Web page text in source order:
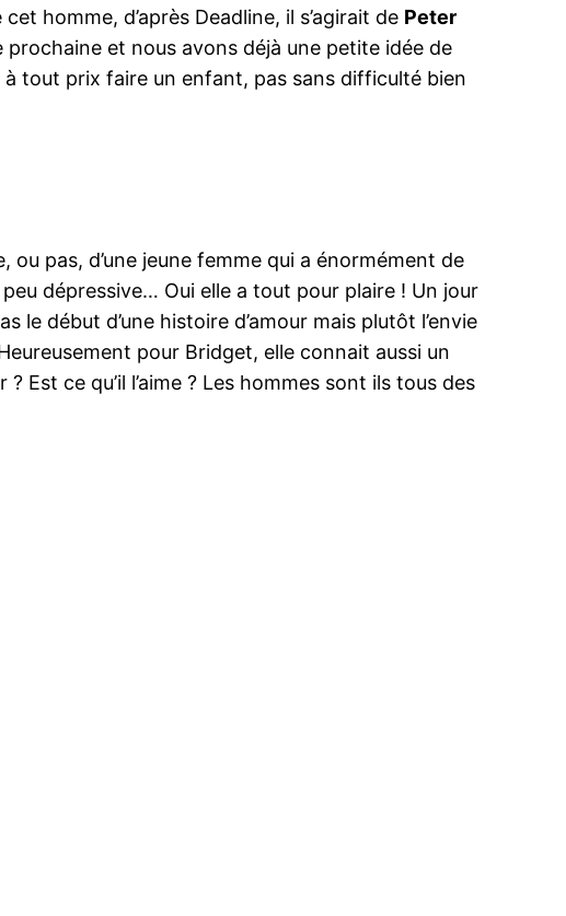
homme, d’après Deadline, il s’agirait de Peter
prochaine et nous avons déjà une petite idée de
à tout prix faire un enfant, pas sans difficulté bien
pas, d’une jeune femme qui a énormément de
dépressive… Oui elle a tout pour plaire ! Un jour
le début d’une histoire d’amour mais plutôt l’envie
pour Bridget, elle connait aussi un
ce qu’il l’aime ? Les hommes sont ils tous des